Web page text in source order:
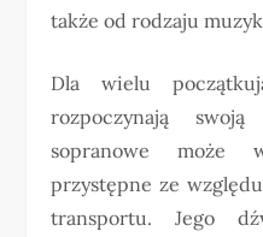
także od rodzaju
Dla wielu
rozpoczynają
sopranowe może
przystępne ze
transportu. Jego